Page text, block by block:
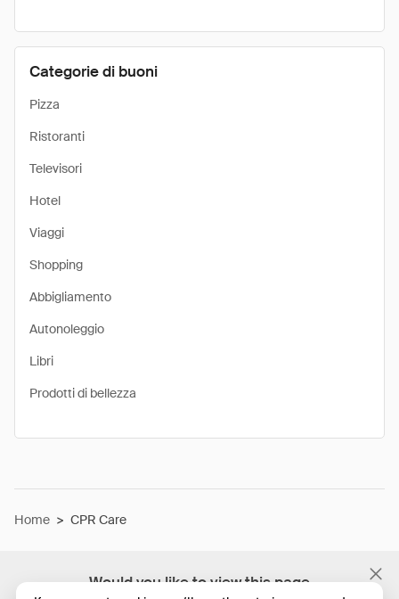
Would you like to view this page
Categorie di buoni
Pizza
Ristoranti
Televisori
Hotel
Viaggi
Shopping
Abbigliamento
Autonoleggio
Libri
Prodotti di bellezza
Home > CPR Care